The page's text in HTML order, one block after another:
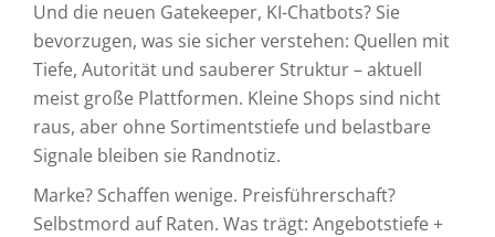
Und die neuen Gatekeeper, KI-Chatbots? Sie
bevorzugen, was sie sicher verstehen: Quellen mit
Tiefe, Autorität und sauberer Struktur – aktuell
meist große Plattformen. Kleine Shops sind nicht
raus, aber ohne Sortimentstiefe und belastbare
Signale bleiben sie Randnotiz.
Marke? Schaffen wenige. Preisführerschaft?
Selbstmord auf Raten. Was trägt: Angebotstiefe +